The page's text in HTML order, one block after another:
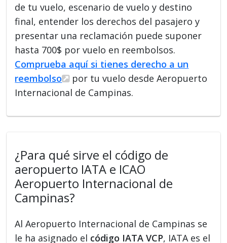
de tu vuelo, escenario de vuelo y destino
final, entender los derechos del pasajero y
presentar una reclamación puede suponer
hasta 700$ por vuelo en reembolsos.
Comprueba aquí si tienes derecho a un
reembolso
por tu vuelo desde Aeropuerto
Internacional de Campinas.
¿Para qué sirve el código de
aeropuerto IATA e ICAO
Aeropuerto Internacional de
Campinas?
Al Aeropuerto Internacional de Campinas se
le ha asignado el código IATA VCP, IATA es el